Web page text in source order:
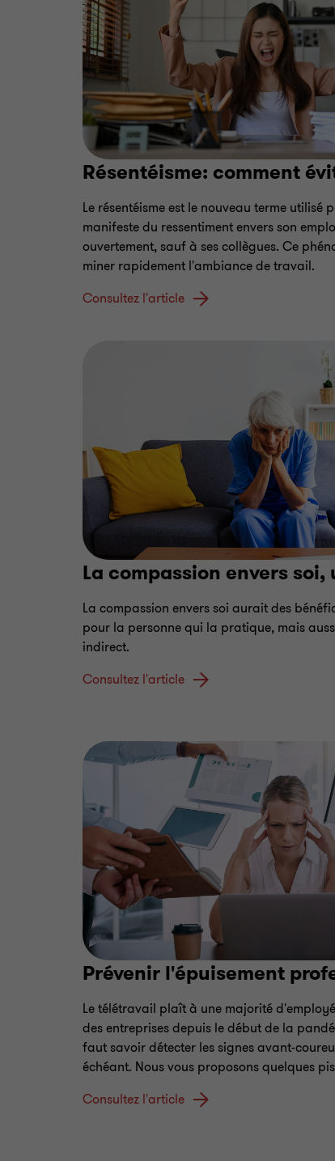
Résentéisme: comment
Le résentéisme est le nouveau terme
manifeste du ressentiment envers son
ouvertement, sauf à ses collègues. Ce
miner rapidement l'ambiance de travail.
Consultez l'article
La compassion envers
La compassion envers soi aurait des
pour la personne qui la pratique, mais
indirect.
Consultez l'article
Prévenir l'épuisement
Le télétravail plaît à une majorité
des entreprises depuis le début de la
faut savoir détecter les signes avant-
échéant. Nous vous proposons quelques
Consultez l'article